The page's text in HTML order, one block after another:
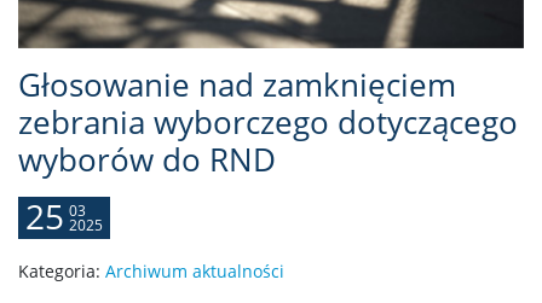
Głosowanie nad zamknięciem
zebrania wyborczego dotyczącego
wyborów do RND
25 03
2025
Kategoria: Archiwum aktualności